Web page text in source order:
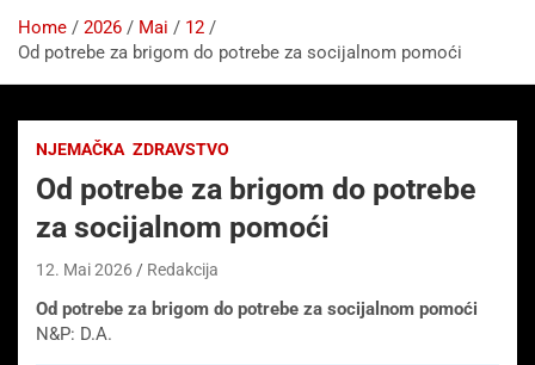
Home 2026 Mai
12
Od potrebe za brigom do potrebe za socijalnom pomoći
NJEMAČKA ZDRAVSTVO
Od potrebe za brigom do potrebe
za socijalnom pomoći
12. Mai 2026 Redakcija
Od potrebe za brigom do potrebe za socijalnom pomoći
N&P: D.A.